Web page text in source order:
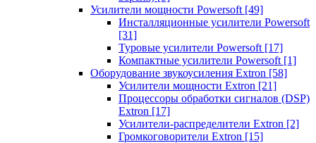
Усилители мощности Powersoft [49]
Инсталляционные усилители Powersoft
[31]
Туровые усилители Powersoft [17]
Компактные усилители Powersoft [1]
Оборудование звукоусиления Extron [58]
Усилители мощности Extron [21]
Процессоры обработки сигналов (DSP)
Extron [17]
Усилители-распределители Extron [2]
Громкоговорители Extron [15]